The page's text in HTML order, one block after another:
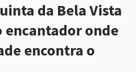
da Bela Vista
encantadoronde
encontra o